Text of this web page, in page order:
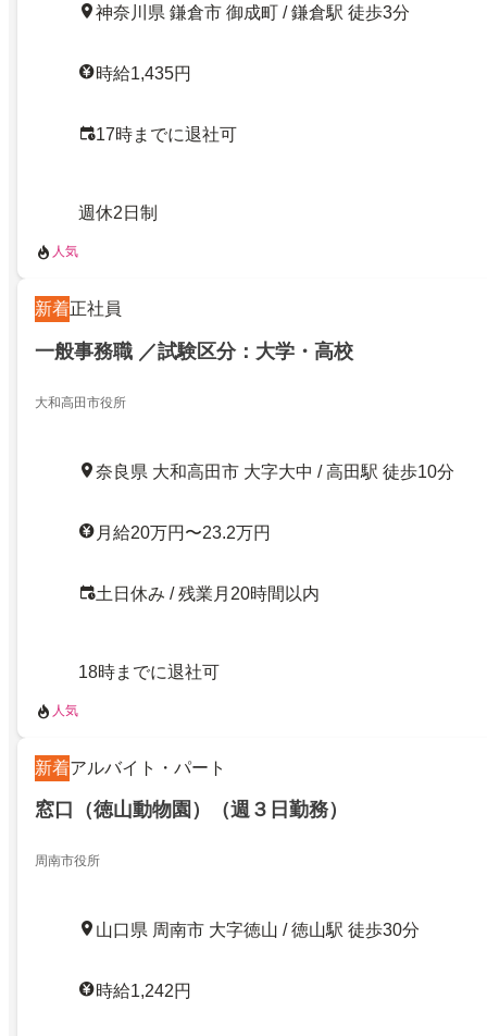
神奈川県 鎌倉市 御成町 / 鎌倉駅 徒歩3分
時給1,435円
17時までに退社可
週休2日制
人気
新着正社員
一般事務職 ／試験区分：大学・高校
大和高田市役所
奈良県 大和高田市 大字大中 / 高田駅 徒歩10分
月給20万円〜23.2万円
土日休み / 残業月20時間以内
18時までに退社可
人気
新着アルバイト・パート
窓口（徳山動物園）（週３日勤務）
周南市役所
山口県 周南市 大字徳山 / 徳山駅 徒歩30分
時給1,242円